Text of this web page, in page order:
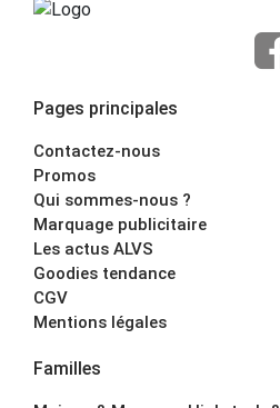
Pages principales
Contactez-nous
Promos
Qui sommes-nous ?
Marquage publicitaire
Les actus ALVS
Goodies tendance
CGV
Mentions légales
Familles